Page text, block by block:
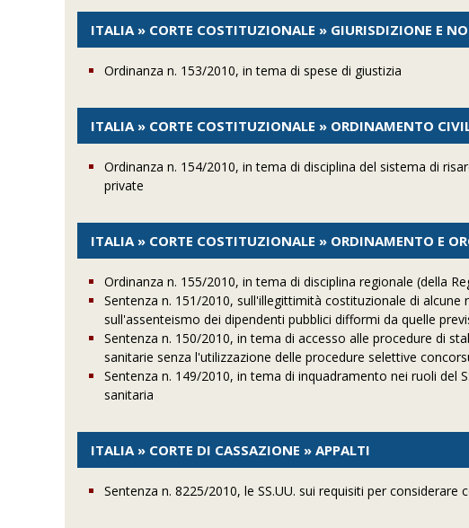
ITALIA » CORTE COSTITUZIONALE » GIURISDIZIONE E
Ordinanza n. 153/2010, in tema di spese di giustizia
ITALIA » CORTE COSTITUZIONALE » ORDINAMENTO
Ordinanza n. 154/2010, in tema di disciplina del sistema di
private
ITALIA » CORTE COSTITUZIONALE » ORDINAMENTO E
Ordinanza n. 155/2010, in tema di disciplina regionale (della
Sentenza n. 151/2010, sull'illegittimità costituzionale di
sull'assenteismo dei dipendenti pubblici difformi da quelle
Sentenza n. 150/2010, in tema di accesso alle procedure di
sanitarie senza l'utilizzazione delle procedure selettive
Sentenza n. 149/2010, in tema di inquadramento nei ruoli del
sanitaria
ITALIA » CORTE DI CASSAZIONE » APPALTI
Sentenza n. 8225/2010, le SS.UU. sui requisiti per